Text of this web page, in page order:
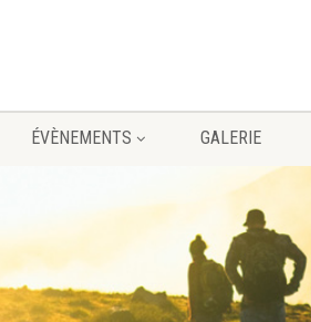
ÉVÈNEMENTS GALERIE